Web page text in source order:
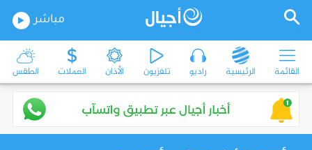
مباشر
القائمة الرئيسية راديو تلفزيون الأذان العملات الطقس